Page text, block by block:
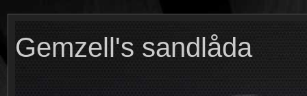
Gemzell's sandlåda